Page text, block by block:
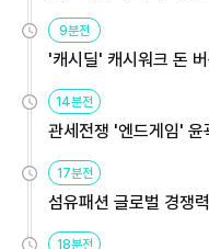
9분전
'캐시딜' 캐시워크 돈
14분전
관세전쟁 '엔드게임'
용해야
17분전
섬유패션 글로벌 경쟁
원
18분전